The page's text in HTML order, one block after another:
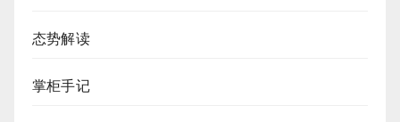
态势解读
掌柜手记